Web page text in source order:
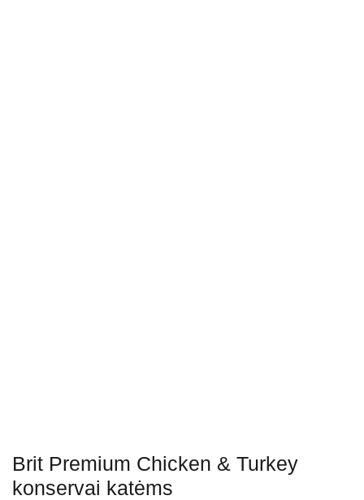
Brit Premium Chicken & Turkey
konservai katėms